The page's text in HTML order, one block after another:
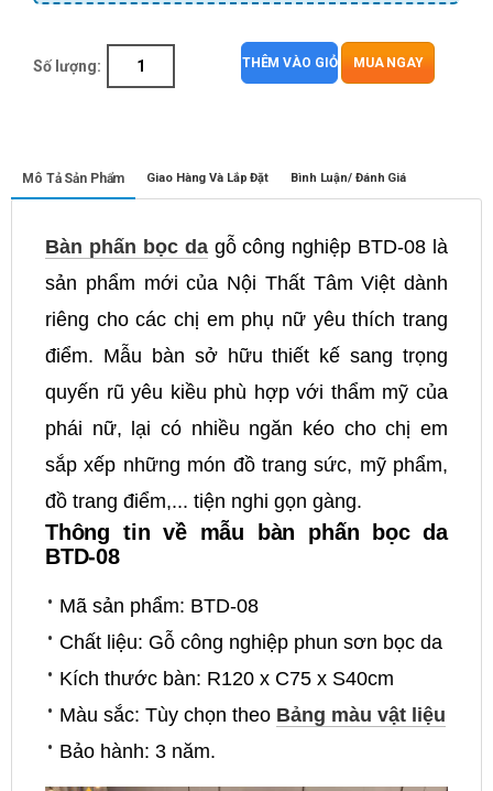
Số lượng: THÊM VÀO GIỎ MUA NGAY
Mô Tả Sản Phẩm Giao Hàng Và Lắp Đặt Bình Luận/ Đánh Giá
Bàn phấn bọc dagỗ công nghiệp BTD-08 là
sản phẩm mới của Nội Thất Tâm Việt dành
riêng cho các chị em phụ nữ yêu thích trang
điểm. Mẫu bàn sở hữu thiết kế sang trọng
quyến rũ yêu kiều phù hợp với thẩm mỹ của
phái nữ, lại có nhiều ngăn kéo cho chị em
sắp xếp những món đồ trang sức, mỹ phẩm,
đồ trang điểm,... tiện nghi gọn gàng.
Thông tin về mẫu bàn phấn bọc da
BTD-08
Mã sản phẩm: BTD-08
Chất liệu: Gỗ công nghiệp phun sơn bọc da
Kích thước bàn: R120 x C75 x S40cm
Màu sắc: Tùy chọn theo Bảng màu vật liệu
Bảo hành: 3 năm.